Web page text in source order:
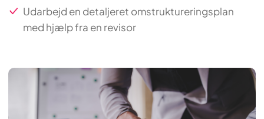
Udarbejd en detaljeret omstruktureringsplan
med hjælp fra en revisor